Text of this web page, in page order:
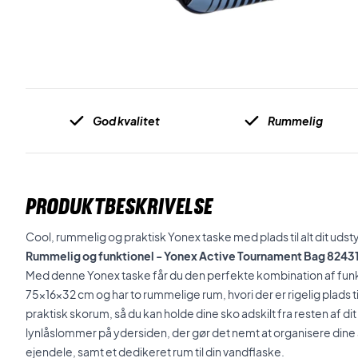
God kvalitet Rummelig
PRODUKTBESKRIVELSE
Cool, rummelig og praktisk Yonex taske med plads til alt dit
Rummelig og funktionel - Yonex Active Tournament Bag
Med denne Yonex taske får du den perfekte kombination af
75x16x32 cm og har to rummelige rum, hvori der er rigelig plads
praktisk skorum, så du kan holde dine sko adskilt fra resten af
lynlåslommer på ydersiden, der gør det nemt at organisere
ejendele, samt et dedikeret rum til din vandflaske.